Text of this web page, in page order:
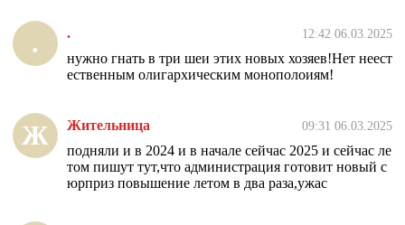
. . 12:42 06.03.2025
нужно гнать в три шеи этих новых хозяев!Нет неест
ественным олигархическим монополоиям!
Ж Жительница 09:31 06.03.2025
подняли и в 2024 и в начале сейчас 2025 и сейчас ле
том пишут тут,что администрация готовит новый с
юрприз повышение летом в два раза,ужас